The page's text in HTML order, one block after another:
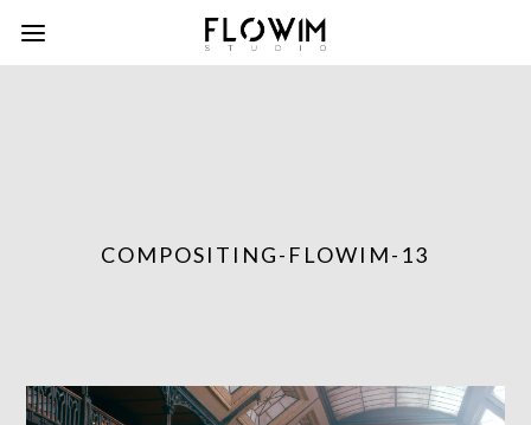
COMPOSITING-FLOWIM-13